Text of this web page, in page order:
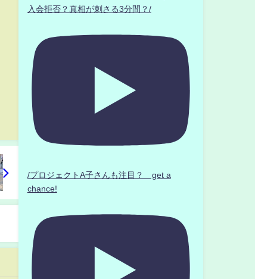
入会拒否？真相が刺さる3分間？/
/プロジェクトA子さんも注目？ get a
chance!